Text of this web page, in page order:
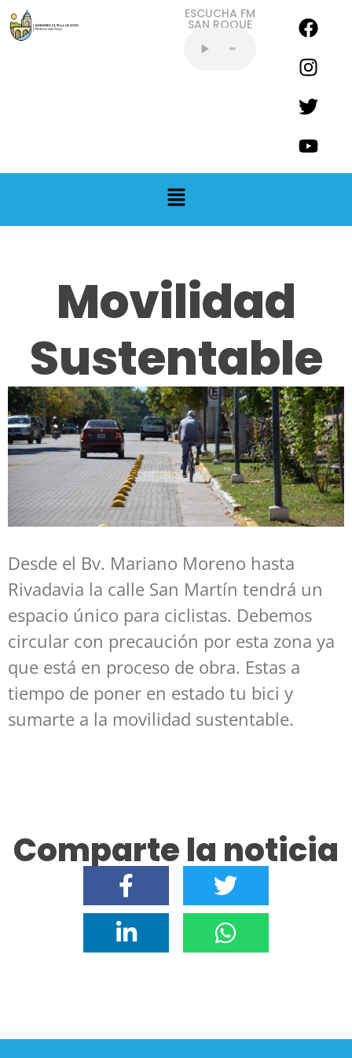
ESCUCHA FM
SAN ROQUE
Movilidad
Sustentable
Desde el Bv. Mariano Moreno hasta
Rivadavia la calle San Martín tendrá un
espacio único para ciclistas. Debemos
circular con precaución por esta zona ya
que está en proceso de obra. Estas a
tiempo de poner en estado tu bici y
sumarte a la movilidad sustentable.
Comparte la noticia